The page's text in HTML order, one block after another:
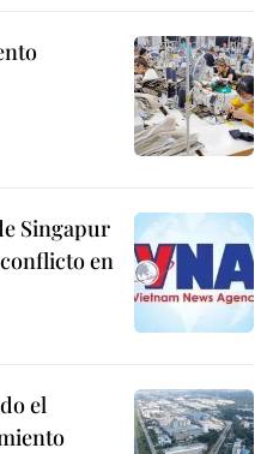
Singapur
en
el